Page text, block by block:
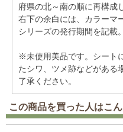
府県の北～南の順に再構成
右下の余白には、カラーマ
シリーズの発行期間を記載。
※未使用美品です。シート
たシワ、ツメ跡などがある
了承ください。
この商品を買った人はこ